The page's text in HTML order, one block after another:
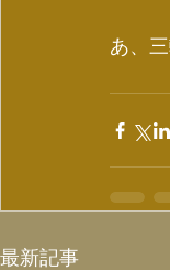
あ、
最新記事